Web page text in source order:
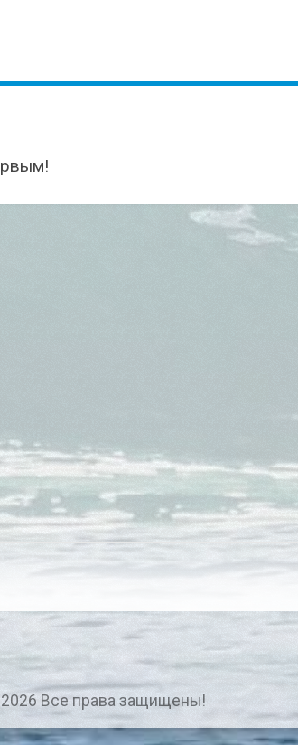
Все права защищены!